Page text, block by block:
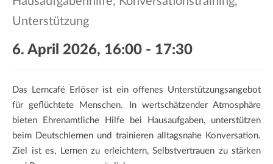
Unterstützung
6. April 2026, 16:00 - 17:30
Das Lerncafé Erlöser ist ein offenes Unterstützungsangebot
für geflüchtete Menschen. In wertschätzender Atmosphäre
bieten Ehrenamtliche Hilfe bei Hausaufgaben, unterstützen
beim Deutschlernen und trainieren alltagsnahe Konversation.
Ziel ist es, Lernen zu erleichtern, Selbstvertrauen zu stärken